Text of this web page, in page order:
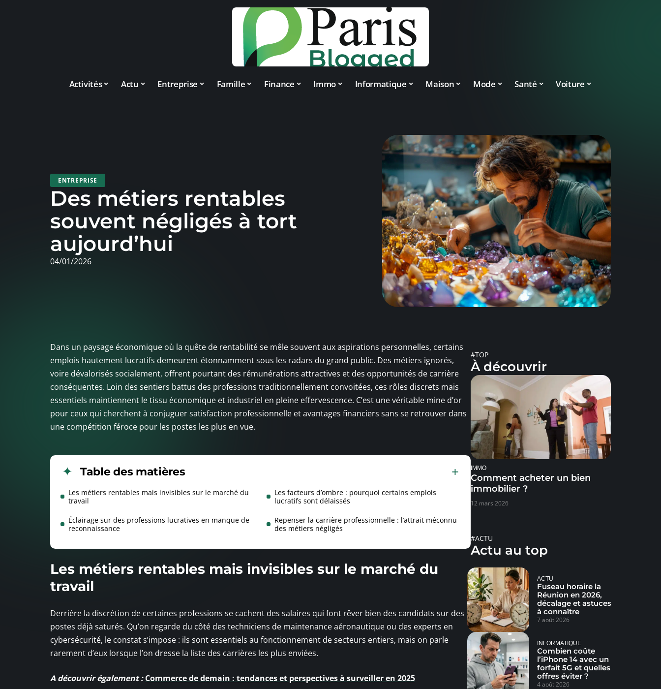
Activités Actu Entreprise Famille Finance Immo Informatique Maison Mode Santé Voiture
ENTREPRISE
Des métiers rentables
souvent négligés à tort
aujourd’hui
04/01/2026
Dans un paysage économique où la quête de rentabilité se mêle souvent aux aspirations personnelles, certains
emplois hautement lucratifs demeurent étonnamment sous les radars du grand public. Des métiers ignorés,
voire dévalorisés socialement, offrent pourtant des rémunérations attractives et des opportunités de carrière
conséquentes. Loin des sentiers battus des professions traditionnellement convoitées, ces rôles discrets mais
essentiels maintiennent le tissu économique et industriel en pleine effervescence. C’est une véritable mine d’or
pour ceux qui cherchent à conjuguer satisfaction professionnelle et avantages financiers sans se retrouver dans
une compétition féroce pour les postes les plus en vue.
Table des matières
Les métiers rentables mais invisibles sur le marché du
travail
Les facteurs d’ombre : pourquoi certains emplois
lucratifs sont délaissés
Éclairage sur des professions lucratives en manque de
reconnaissance
Repenser la carrière professionnelle : l’attrait méconnu
des métiers négligés
Les métiers rentables mais invisibles sur le marché du
travail
Derrière la discrétion de certaines professions se cachent des salaires qui font rêver bien des candidats sur des
postes déjà saturés. Qu’on regarde du côté des techniciens de maintenance aéronautique ou des experts en
cybersécurité, le constat s’impose : ils sont essentiels au fonctionnement de secteurs entiers, mais on parle
rarement d’eux lorsque l’on dresse la liste des carrières les plus enviées.
A découvrir également : Commerce de demain : tendances et perspectives à surveiller en 2025
#TOP
À découvrir
IMMO
Comment acheter un bien
immobilier ?
12 mars 2026
#ACTU
Actu au top
ACTU
Fuseau horaire la
Réunion en 2026,
décalage et astuces
à connaître
7 août 2026
INFORMATIQUE
Combien coûte
l’iPhone 14 avec un
forfait 5G et quelles
offres éviter ?
4 août 2026